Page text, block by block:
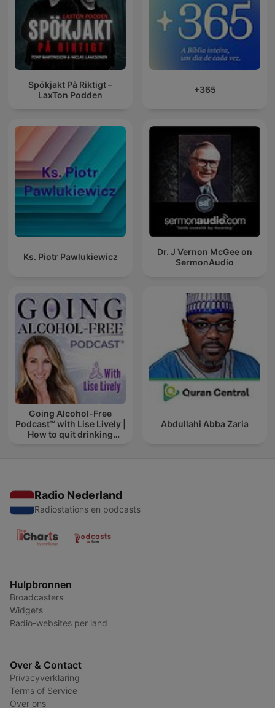
Spökjakt På Riktigt –
LaxTon Podden
+365
Ks. Piotr Pawlukiewicz
Dr. J Vernon McGee on
SermonAudio
Going Alcohol-Free
Podcast™ with Lise Lively |
How to quit drinking
Abdullahi Abba Zaria
Radio Nederland
Radiostations en podcasts
Hulpbronnen
Broadcasters
Widgets
Radio-websites per land
Over & Contact
Privacyverklaring
Terms of Service
Over ons